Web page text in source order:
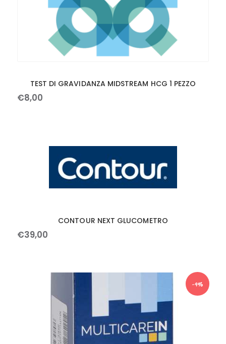
TEST DI GRAVIDANZA MIDSTREAM HCG 1 PEZZO
€8,00
CONTOUR NEXT GLUCOMETRO
€39,00
-9%